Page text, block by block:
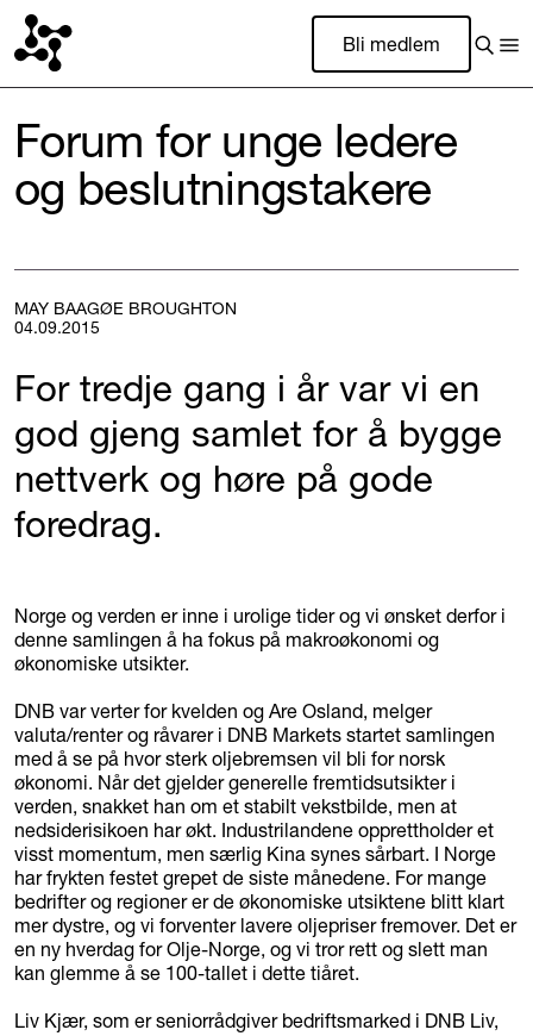
Bli medlem
Forum for unge ledere
og beslutningstakere
MAY BAAGØE BROUGHTON
04.09.2015
For tredje gang i år var vi en
god gjeng samlet for å bygge
nettverk og høre på gode
foredrag.
Norge og verden er inne i urolige tider og vi ønsket derfor i
denne samlingen å ha fokus på makroøkonomi og
økonomiske utsikter.
DNB var verter for kvelden og Are Osland, melger
valuta/renter og råvarer i DNB Markets startet samlingen
med å se på hvor sterk oljebremsen vil bli for norsk
økonomi. Når det gjelder generelle fremtidsutsikter i
verden, snakket han om et stabilt vekstbilde, men at
nedsiderisikoen har økt. Industrilandene opprettholder et
visst momentum, men særlig Kina synes sårbart. I Norge
har frykten festet grepet de siste månedene. For mange
bedrifter og regioner er de økonomiske utsiktene blitt klart
mer dystre, og vi forventer lavere oljepriser fremover. Det er
en ny hverdag for Olje-Norge, og vi tror rett og slett man
kan glemme å se 100-tallet i dette tiåret.
Liv Kjær, som er seniorrådgiver bedriftsmarked i DNB Liv,